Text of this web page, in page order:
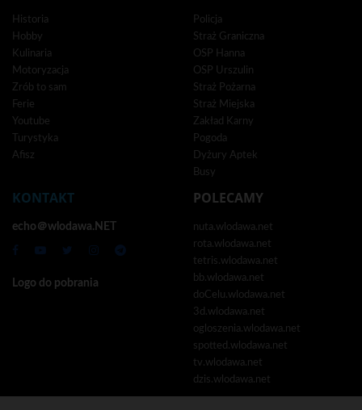
Historia
Hobby
Kulinaria
Motoryzacja
Zrób to sam
Ferie
Youtube
Turystyka
Afisz
Policja
Straż Graniczna
OSP Hanna
OSP Urszulin
Straż Pożarna
Straż Miejska
Zakład Karny
Pogoda
Dyżury Aptek
Busy
KONTAKT
echo＠wlodawa.NET
Logo do pobrania
POLECAMY
nuta.wlodawa.net
rota.wlodawa.net
tetris.wlodawa.net
bb.wlodawa.net
doCelu.wlodawa.net
3d.wlodawa.net
ogloszenia.wlodawa.net
spotted.wlodawa.net
tv.wlodawa.net
dzis.wlodawa.net